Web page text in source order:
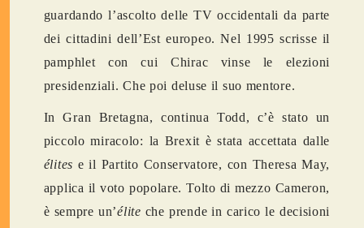
guardando l’ascolto delle TV occidentali da parte
dei cittadini dell’Est europeo. Nel 1995 scrisse il
pamphlet con cui Chirac vinse le elezioni
presidenziali. Che poi deluse il suo mentore.
In Gran Bretagna, continua Todd, c’è stato un
piccolo miracolo: la Brexit è stata accettata dalle
élites e il Partito Conservatore, con Theresa May,
applica il voto popolare. Tolto di mezzo Cameron,
è sempre un’élite che prende in carico le decisioni